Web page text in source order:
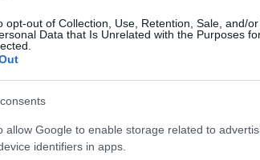
opt-out of Collection, Use, Retention, Sale, and/
Data that Is Unrelated with the Purposes
allow Google to enable storage related to
identifiers in apps.
de ocasiones que genera partiendo
mejor campaña con la Real en LaLiga.
, futbolista del Feyenoord, quien asegura
su gran racha en la liga de Países Bajos (25
será su once titular?
está en el Grupo D del Mundial 2026. ¿Cuál será el